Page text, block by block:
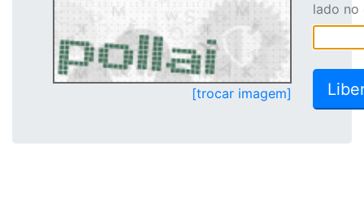
[trocar imagem]
lado no